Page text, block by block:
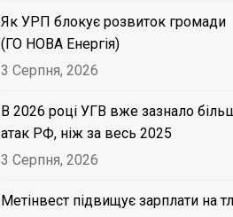
Як УРП блокує розвиток громади
(ГО НОВА Енергія)
3 Серпня, 2026
В 2026 році УГВ вже зазнало
атак РФ, ніж за весь 2025
3 Серпня, 2026
Метінвест підвищує зарплати на